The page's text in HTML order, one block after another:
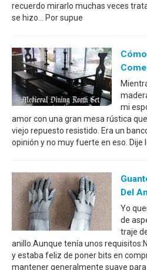
recuerdo mirarlo muchas veces
se hizo... Por supue
mi
amor con una gran mesa rústica
viejo repuesto resistido. Era un
opinión y no muy fuerte en eso. Dije
Del
Yo
de
traje
anillo.Aunque tenía unos
y estaba feliz de poner bits en
mantener generalmente suave